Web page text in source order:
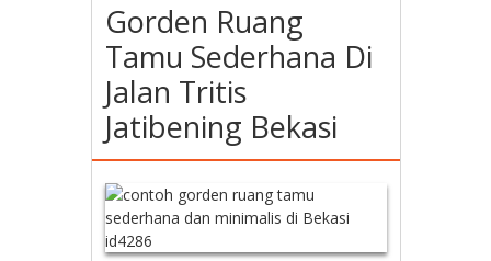
Gorden Ruang
Tamu Sederhana Di
Jalan Tritis
Jatibening Bekasi